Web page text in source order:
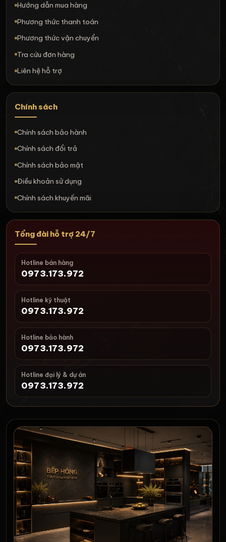
Hướng dẫn mua hàng
Phương thức thanh toán
Phương thức vận chuyển
Tra cứu đơn hàng
Liên hệ hỗ trợ
Chính sách
Chính sách bảo hành
Chính sách đổi trả
Chính sách bảo mật
Điều khoản sử dụng
Chính sách khuyến mãi
Tổng đài hỗ trợ 24/7
Hotline bán hàng
0973.173.972
Hotline kỹ thuật
0973.173.972
Hotline bảo hành
0973.173.972
Hotline đại lý & dự án
0973.173.972